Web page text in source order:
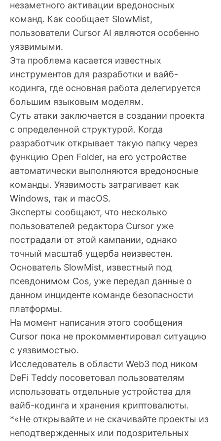
незаметного активации вредоносных
команд. Как сообщает SlowMist,
пользователи Cursor AI являются особенно
уязвимыми.
Эта проблема касается известных
инструментов для разработки и вайб-
кодинга, где основная работа делегируется
большим языковым моделям.
Суть атаки заключается в создании проекта
с определенной структурой. Когда
разработчик открывает такую папку через
функцию Open Folder, на его устройстве
автоматически выполняются вредоносные
команды. Уязвимость затрагивает как
Windows, так и macOS.
Эксперты сообщают, что несколько
пользователей редактора Cursor уже
пострадали от этой кампании, однако
точный масштаб ущерба неизвестен.
Основатель SlowMist, известный под
псевдонимом Cos, уже передал данные о
данном инциденте команде безопасности
платформы.
На момент написания этого сообщения
Cursor пока не прокомментировал ситуацию
с уязвимостью.
Исследователь в области Web3 под ником
DeFi Teddy посоветовал пользователям
использовать отдельные устройства для
вайб-кодинга и хранения криптовалюты.
*«Не открывайте и не скачивайте проекты из
неподтвержденных или подозрительных